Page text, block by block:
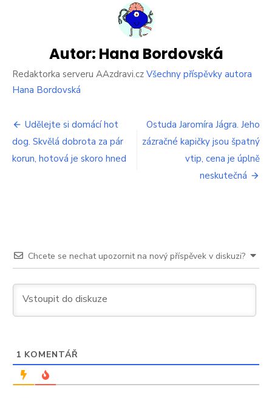
skutečně
nejdůležitějším
jídlem
dne?
Autor: Hana Bordovská
Redaktorka serveru AAzdravi.cz Všechny příspěvky autora
Hana Bordovská
Navigace
pro
příspěvek
Udělejte si domácí hot
dog. Skvělá dobrota za pár
korun, hotová je skoro hned
Ostuda Jaromíra Jágra. Jeho
zázračné kapičky jsou špatný
vtip, cena je úplně
neskutečná
Chcete se nechat upozornit na nový příspěvek v diskuzi?
1 KOMENTÁŘ